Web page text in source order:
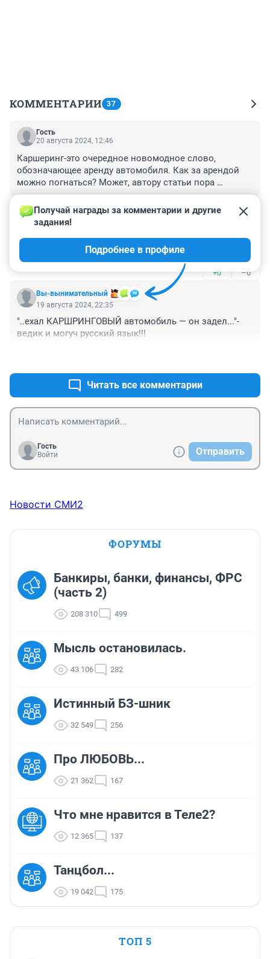
КОММЕНТАРИИ 37
Гость
20 августа 2024, 12:46
Каршеринг-это очередное новомодное слово,
обозначающее аренду автомобиля. Как за арендой
можно погнаться? Может, автору статьи пора
показаться медикам?
Гость
а полиции так и не было
+0 –0
Вы-вынимательный
Получай награды за комментарии и другие
задания!
Подробнее в профиле
19 августа 2024, 22:35
"..ехал КАРШРИНГОВЫЙ автомобиль — он задел..."-
ведик и могуч русский язык!!!
Читать все комментарии
Гость
Войти
Отправить
Новости СМИ2
ФОРУМЫ
Банкиры, банки, финансы, ФРС
(часть 2)
208 310 499
Мысль остановилась.
43 106 282
Истинный БЗ-шник
32 549 256
Про ЛЮБОВЬ...
21 362 167
Что мне нравится в Теле2?
12 365 137
Танцбол...
19 042 175
ТОП 5